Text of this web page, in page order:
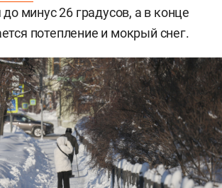
до минус 26 градусов, а в конце
потепление и мокрый снег.